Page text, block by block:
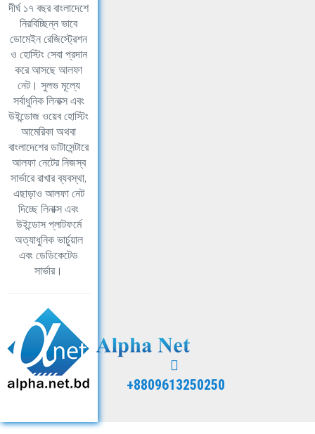
দীর্ঘ ১৭ বছর বাংলাদেশে
নিরবিচ্ছিন্ন ভাবে
ডোমেইন রেজিস্ট্রেশন
ও হোস্টিং সেবা প্রদান
করে আসছে আলফা
নেট। সুলভ মূল্যে
সর্বাধুনিক লিনাক্স এবং
উইন্ডোজ ওয়েব হোস্টিং
আমেরিকা অথবা
বাংলাদেশের ডাটাসেন্টারে
আলফা নেটের নিজস্ব
সার্ভারে রাখার ব্যবস্থা,
এছাড়াও আলফা নেট
দিচ্ছে লিনাক্স এবং
উইন্ডোস প্লাটফর্মে
অত্যাধুনিক ভার্চুয়াল
এবং ডেডিকেটেড
সার্ভার।
+8809613250250